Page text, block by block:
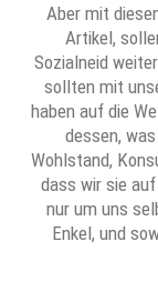
Aber mit
Artikel,
Sozialneid
sollten mit
haben auf die
dessen,
Wohlstand,
dass wir sie
nur um uns
Enkel, und